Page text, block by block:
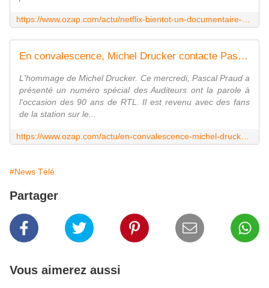
En convalescence, Michel Drucker contacte Pascal Praud pour les 90 ans de RTL
L'hommage de Michel Drucker. Ce mercredi, Pascal Praud a
présenté un numéro spécial des Auditeurs ont la parole à
l'occasion des 90 ans de RTL. Il est revenu avec des fans
de la station sur le...
#News Télé
Partager
Vous aimerez aussi